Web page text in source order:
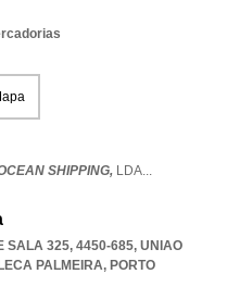
SHIPPING, LDA...
SALA 325, 4450-685, UNIAO
PALMEIRA, PORTO